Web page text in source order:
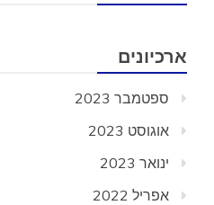
ארכיונים
ספטמבר 2023
אוגוסט 2023
ינואר 2023
אפריל 2022